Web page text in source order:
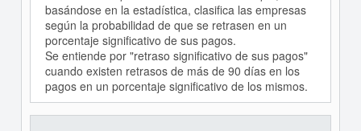
basándose en la estadística, clasifica las empresas
según la probabilidad de que se retrasen en un
porcentaje significativo de sus pagos.
Se entiende por "retraso significativo de sus pagos"
cuando existen retrasos de más de 90 días en los
pagos en un porcentaje significativo de los mismos.